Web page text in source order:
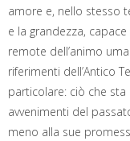
amore e, nello stesso
e la grandezza,
remote dell’animo
riferimenti dell’Antico
particolare: ciò che
avvenimenti del
meno alla sue